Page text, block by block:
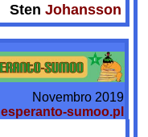
Sten Johansson
Novembro 2019
esperanto-sumoo.pl